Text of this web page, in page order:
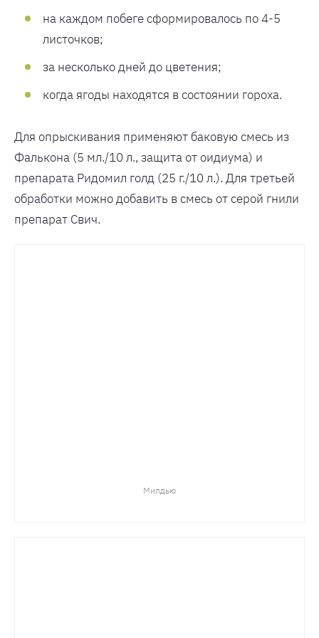
на каждом побеге сформировалось по 4-5
листочков;
за несколько дней до цветения;
когда ягоды находятся в состоянии гороха.
Для опрыскивания применяют баковую смесь из
Фалькона (5 мл./10 л., защита от оидиума) и
препарата Ридомил голд (25 г./10 л.). Для третьей
обработки можно добавить в смесь от серой гнили
препарат Свич.
Милдью